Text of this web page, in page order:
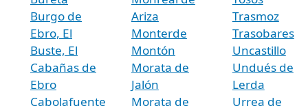
Burgo de
Ebro, El
Buste, El
Cabañas de
Ebro
Cabolafuente
Ariza
Monterde
Montón
Morata de
Jalón
Morata de
Trasmoz
Trasobares
Uncastillo
Undués de
Lerda
Urrea de